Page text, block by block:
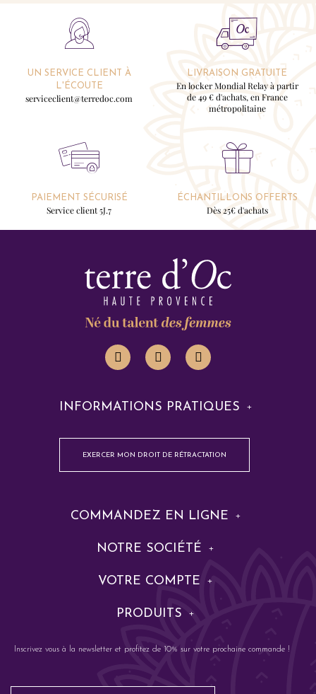
UN SERVICE CLIENT À
L'ÉCOUTE
serviceclient@terredoc.com
LIVRAISON GRATUITE
En locker Mondial Relay à partir
de 49 € d'achats, en France
métropolitaine
PAIEMENT SÉCURISÉ
Service client 5J.7
ÉCHANTILLONS OFFERTS
Dès 25€ d'achats
INFORMATIONS PRATIQUES
EXERCER MON DROIT DE RÉTRACTATION
COMMANDEZ EN LIGNE
NOTRE SOCIÉTÉ
VOTRE COMPTE
PRODUITS
Inscrivez vous à la newsletter et profitez de 10% sur votre prochaine commande !